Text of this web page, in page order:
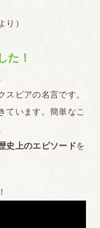
り）
た！
スピアの名言です。
ています。簡単なこ
史上のエピソードを